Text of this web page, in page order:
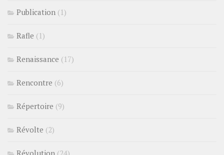
Publication (1)
Rafle (1)
Renaissance (17)
Rencontre (6)
Répertoire (9)
Révolte (2)
Révolution (24)